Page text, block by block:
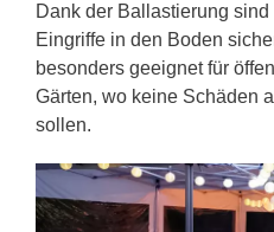
Dank der Ballastierung
Eingriffe in den Boden
besonders geeignet für
Gärten, wo keine Schäden
sollen.